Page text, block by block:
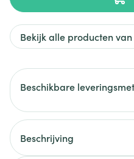
Bekijk alle producten van
Beschikbare
Beschrijving